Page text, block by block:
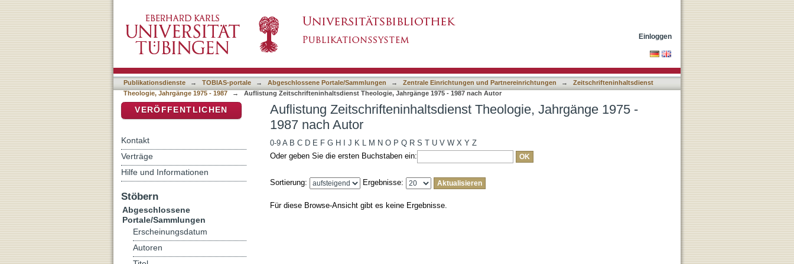
Einloggen
Publikationsdienste → TOBIAS-portale → Abgeschlossene Portale/Sammlungen → Zentrale Einrichtungen und Partnereinrichtungen →
Zeitschrifteninhaltsdienst
Theologie, Jahrgänge 1975 - 1987
→ Auflistung Zeitschrifteninhaltsdienst Theologie, Jahrgänge 1975 - 1987 nach Autor
Auflistung Zeitschrifteninhaltsdienst Theologie, Jahrgänge 1975 -
1987 nach Autor
0-9 A B C D E F G H J K L M N O P Q R S T U V W X Y Z
Oder geben Sie die ersten Buchstaben ein:
Sortierung: Ergebnisse:
Für diese Browse-Ansicht gibt es keine Ergebnisse.
VERÖFFENTLICHEN
Kontakt
Verträge
Hilfe und Informationen
Stöbern
Abgeschlossene
Portale/Sammlungen
Erscheinungsdatum
Autoren